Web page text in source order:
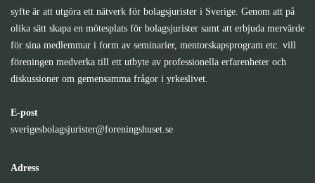
syfte är att utgöra ett nätverk för bolagsjurister i Sverige. Genom att på
olika sätt skapa en mötesplats för bolagsjurister samt att erbjuda mervärde
för sina medlemmar i form av seminarier, mentorskapsprogram etc. vill
föreningen medverka till ett utbyte av professionella erfarenheter och
diskussioner om gemensamma frågor i yrkeslivet.
E-post
sverigesbolagsjurister@foreningshuset.se
Adress